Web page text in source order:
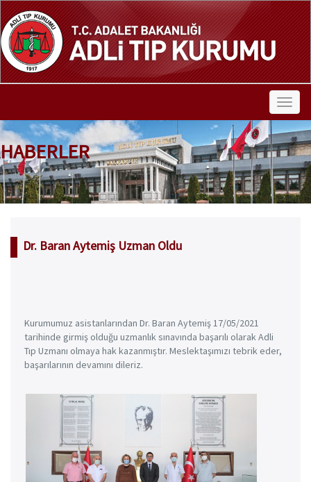
HABERLER
Dr. Baran Aytemiş Uzman Oldu
Kurumumuz asistanlarından Dr. Baran Aytemiş 17/05/2021
tarihinde girmiş olduğu uzmanlık sınavında başarılı olarak Adli
Tıp Uzmanı olmaya hak kazanmıştır. Meslektaşımızı tebrik eder,
başarılarının devamını dileriz.